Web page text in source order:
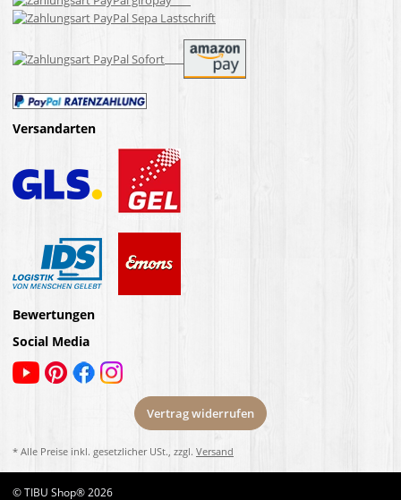
Versandarten
Bewertungen
Social Media
Vertrag widerrufen
* Alle Preise inkl. gesetzlicher USt., zzgl. Versand
© TIBU Shop® 2026